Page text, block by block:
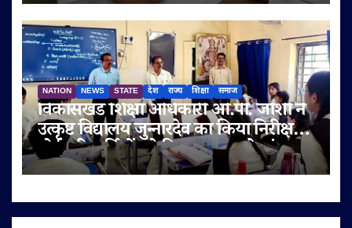
NATION NEWS STATE देश राज्य शिक्षा समाज
विकासखंड शिक्षा अधिकारी ओ.पी. जोशी ने
उत्कृष्ट विद्यालय जुन्नारदेव का किया निरीक्षण,
बोर्ड परीक्षार्थियों को दिए सफलता के मंत्र